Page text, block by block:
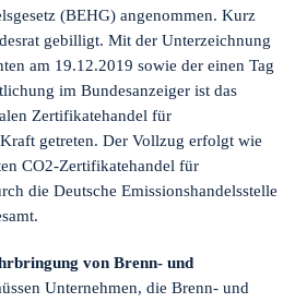
(BEHG) angenommen. Kurz
gebilligt. Mit der Unterzeichnung
am 19.12.2019 sowie der einen Tag
im Bundesanzeiger ist das
Zertifikatehandel für
getreten. Der Vollzug erfolgt wie
CO2-Zertifikatehandel für
die Deutsche Emissionshandelsstelle
von Brenn- und
Unternehmen, die Brenn- und